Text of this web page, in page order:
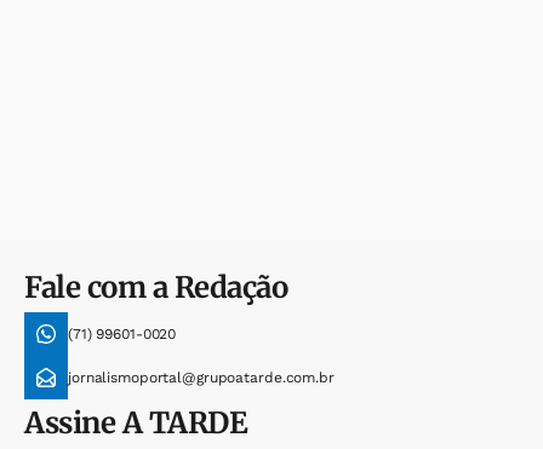
Fale com a Redação
(71) 99601-0020
jornalismoportal@grupoatarde.com.br
AssineA TARDE